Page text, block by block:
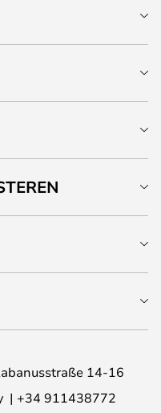
14-16
+34 911438772